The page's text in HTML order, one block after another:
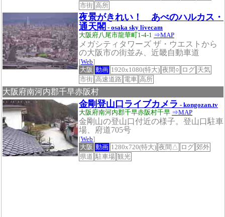
市街 高所
夜景がきれい！ あべのハルカス・
通天閣 - osaka sky livecam
大阪府八尾市龍華町1-4-1 ⇒MAP
メガシティタワーズ ザ・ウエストから
の大阪市の街並み、近畿自動車道
[Web]
大阪 動画 1920x1080(特大) 夜間○ ログ 天気
市街 高速道路 電車 高所
大阪府南河内郡千早赤阪村
金剛登山口ライブカメラ - kongozan.tv
大阪府南河内郡千早赤阪村千早 ⇒MAP
金剛山の登山口付近の様子。登山口駐車
場、府道705号
[Web]
大阪 動画 1280x720(特大) 夜間△ ログ 郊外
県道 駐車場 観光